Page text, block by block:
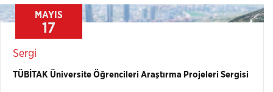
MAYIS
17
Sergi
TÜBİTAK Üniversite Öğrencileri Araştırma Projeleri Sergisi